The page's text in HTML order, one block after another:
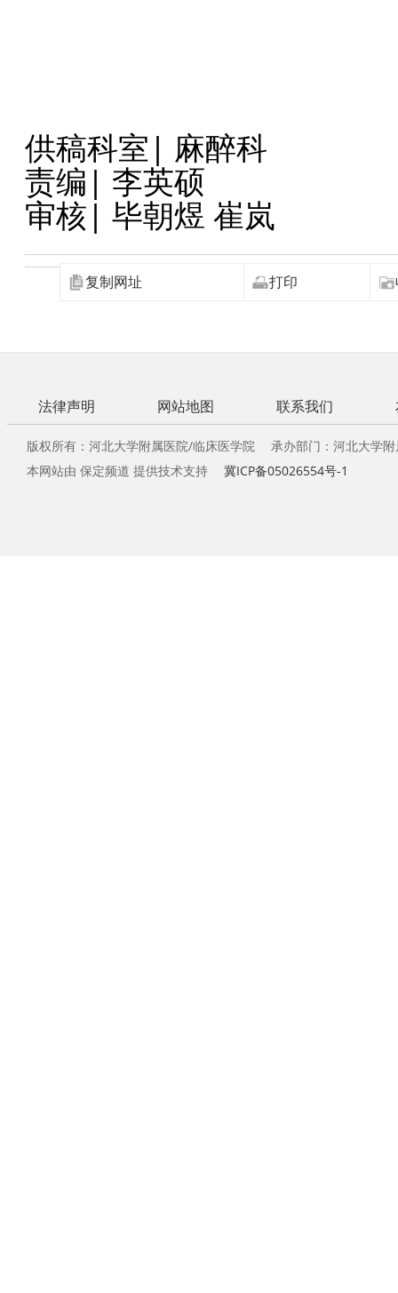
供稿科室| 麻醉科
责编| 李英硕
审核| 毕朝煜 崔岚
复制网址 打印
法律声明 网站地图 联系我们
版权所有：河北大学附属医院/临床医学院 承办部门：河北大学
本网站由 保定频道 提供技术支持 冀ICP备05026554号-1